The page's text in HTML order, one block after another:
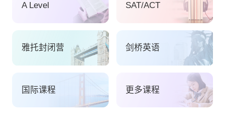
A Level SAT/ACT
雅托封闭营 剑桥英语
国际课程 更多课程